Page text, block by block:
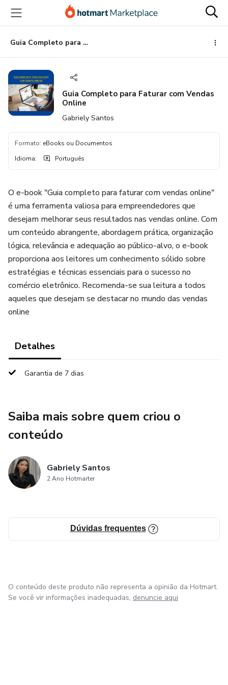
para
conteúdo
principal
para
pagamento
para
rodapé
Guia Completo para Faturar com Vendas Online
Guia Completo para Faturar com Vendas
Online
Gabriely Santos
Formato: eBooks ou Documentos
Idioma: Português
O e-book "Guia completo para faturar com vendas online"
é uma ferramenta valiosa para empreendedores que
desejam melhorar seus resultados nas vendas online. Com
um conteúdo abrangente, abordagem prática, organização
lógica, relevância e adequação ao público-alvo, o e-book
proporciona aos leitores um conhecimento sólido sobre
estratégias e técnicas essenciais para o sucesso no
comércio eletrônico. Recomenda-se sua leitura a todos
aqueles que desejam se destacar no mundo das vendas
online
Detalhes
Garantia de 7 dias
Saiba mais sobre quem criou o
conteúdo
Gabriely Santos
2 Ano Hotmarter
Dúvidas frequentes
O conteúdo deste produto não representa a opinião da Hotmart.
Se você vir informações inadequadas, denuncie aqui